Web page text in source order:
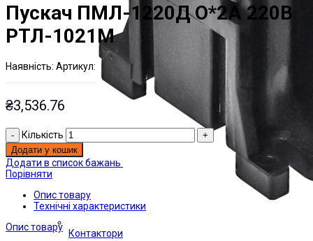
Контактори
Пускач ПМЛ-1220Д О*2А 220В
РТЛ-1021М
Наявнiсть: На складі
Артикул:
ЭТАЛ0001154;
₴3,536.76
Кількість
Додати у кошик
Додати в список бажань
Порівняти
Опис товару
Технічні характеристики
Опис товару